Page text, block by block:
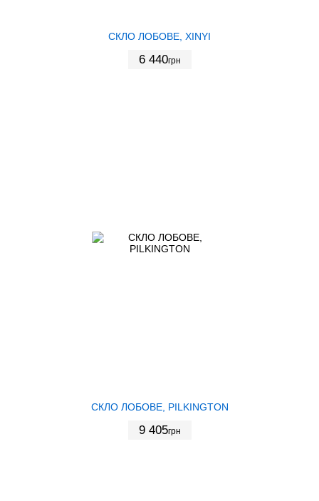
СКЛО ЛОБОВЕ, XINYI
6 440грн
СКЛО ЛОБОВЕ, PILKINGTON
9 405грн